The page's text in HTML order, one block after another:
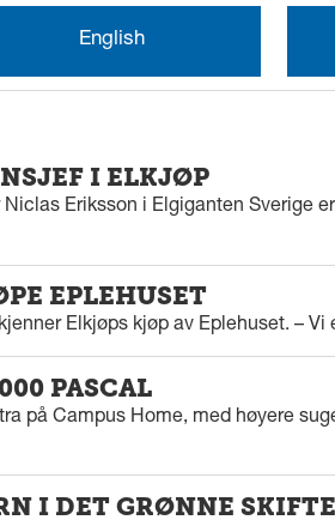
English
I ELKJØP
Eriksson i Elgiganten Sverige
EPLEHUSET
Elkjøps kjøp av Eplehuset. –
PASCAL
på Campus Home, med høyere
I DET GRØNNE